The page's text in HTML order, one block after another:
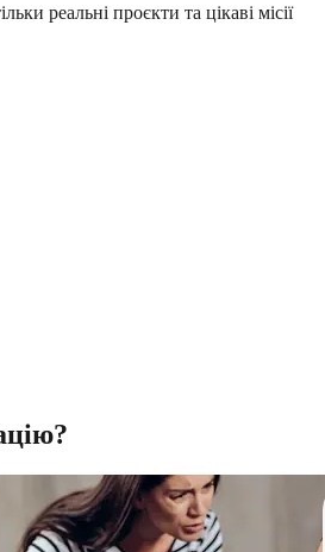
реальні проєкти та цікаві місії